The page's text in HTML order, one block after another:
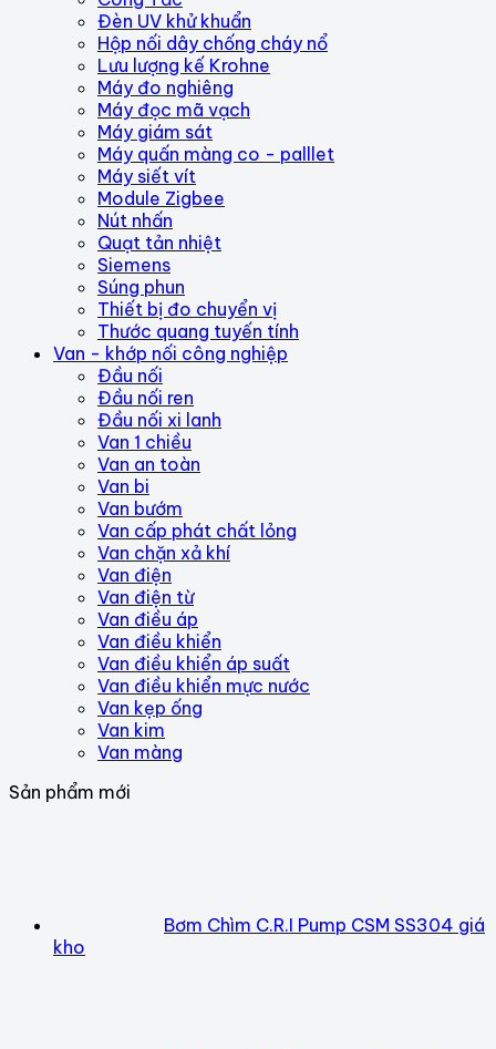
Đèn UV khử khuẩn
Hộp nối dây chống cháy nổ
Lưu lượng kế Krohne
Máy đo nghiêng
Máy đọc mã vạch
Máy giám sát
Máy quấn màng co - palllet
Máy siết vít
Module Zigbee
Nút nhấn
Quạt tản nhiệt
Siemens
Súng phun
Thiết bị đo chuyển vị
Thước quang tuyến tính
Van - khớp nối công nghiệp
Đầu nối
Đầu nối ren
Đầu nối xi lanh
Van 1 chiều
Van an toàn
Van bi
Van bướm
Van cấp phát chất lỏng
Van chặn xả khí
Van điện
Van điện từ
Van điều áp
Van điều khiển
Van điều khiển áp suất
Van điều khiển mực nước
Van kẹp ống
Van kim
Van màng
Sản phẩm mới
Bơm Chìm C.R.I Pump CSM SS304 giá
kho